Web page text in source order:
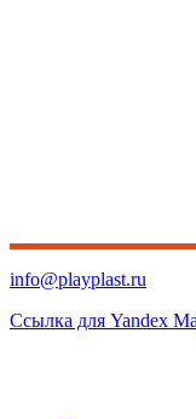
info@playplast.ru
Ссылка для Yandex